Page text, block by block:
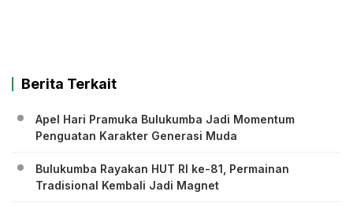
Berita Terkait
Apel Hari Pramuka Bulukumba Jadi Momentum
Penguatan Karakter Generasi Muda
Bulukumba Rayakan HUT RI ke-81, Permainan
Tradisional Kembali Jadi Magnet